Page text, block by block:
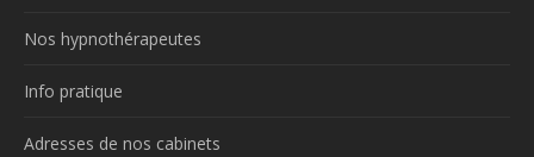
Nos hypnothérapeutes
Info pratique
Adresses de nos cabinets